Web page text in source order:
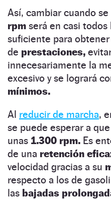
Así, cambiar cuando
rpm será en casi todos
suficiente para obtener
de prestaciones,
innecesariamente la
excesivo y se logrará
mínimos.
Al reducir de marcha,
se puede esperar a
unas 1.300 rpm. Es
de una retención
velocidad gracias a su
respecto a los de
las bajadas